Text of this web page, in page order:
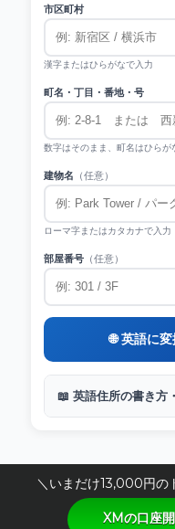
市区町村
漢字またはひらがなで入力
町名・丁目・番地・号
数字はそのまま、町名はひらが
建物名 （任意）
ローマ字またはカタカナで入力
部屋番号（任意）
🌐 英語に
📖 英語住所の書き方
＼いまだけ13,000円の
XMの口座